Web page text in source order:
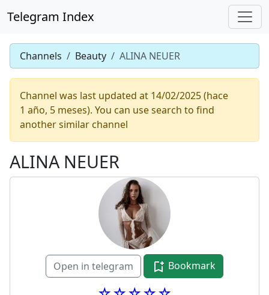
Telegram Index
Channels Beauty ALINA NEUER
Channel was last updated at 14/02/2025 (hace
1 año, 5 meses). You can use search to find
another similar channel
ALINA NEUER
Open in telegram Bookmark